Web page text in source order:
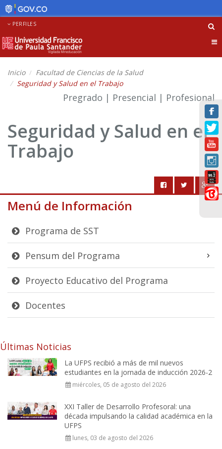
PERFILES
Inicio
Facultad de Ciencias de la Salud
Seguridad y Salud en el Trabajo
Pregrado | Presencial | Profesional
Seguridad y Salud en el
Trabajo
Menú de Información
Programa de SST
Pensum del Programa
Proyecto Educativo del Programa
Docentes
Últimas Noticias
La UFPS recibió a más de mil nuevos
estudiantes en la jornada de inducción 2026-2
miércoles, 05 de agosto del 2026
XXI Taller de Desarrollo Profesoral: una
década impulsando la calidad académica en la
UFPS
lunes, 03 de agosto del 2026